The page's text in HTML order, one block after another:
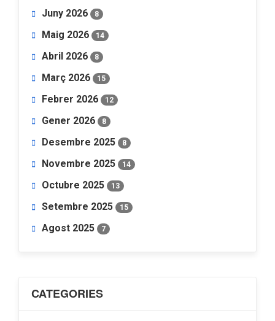
Juny 2026 8
Maig 2026 14
Abril 2026 8
Març 2026 15
Febrer 2026 12
Gener 2026 8
Desembre 2025 8
Novembre 2025 14
Octubre 2025 13
Setembre 2025 15
Agost 2025 7
CATEGORIES